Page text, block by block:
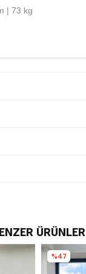
| 73 kg
ÜRÜNLER
%47